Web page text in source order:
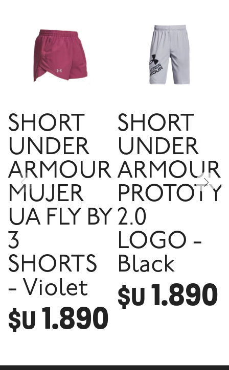
SHORT
UNDER
ARMOUR
MUJER
UA FLY BY
3
SHORTS
- Violet
$U 1.890
SHORT
UNDER
ARMOUR
2.0
LOGO -
Black
$U 1.890